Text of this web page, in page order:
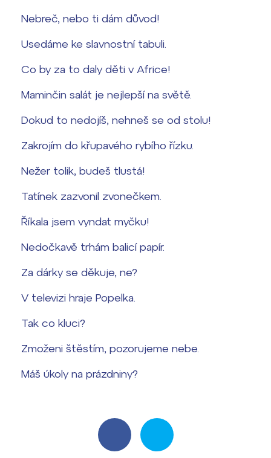
Nebreč, nebo ti dám důvod!
Usedáme ke slavnostní tabuli.
Co by za to daly děti v Africe!
Maminčin salát je nejlepší na světě.
Dokud to nedojíš, nehneš se od stolu!
Zakrojím do křupavého rybího řízku.
Nežer tolik, budeš tlustá!
Tatínek zazvonil zvonečkem.
Říkala jsem vyndat myčku!
Nedočkavě trhám balicí papír.
Za dárky se děkuje, ne?
V televizi hraje Popelka.
Tak co kluci?
Zmoženi štěstím, pozorujeme nebe.
Máš úkoly na prázdniny?